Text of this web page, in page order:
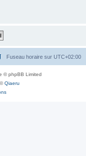
Fuseau horaire sur UTC+02:00
© phpBB Limited
©Qiaeru